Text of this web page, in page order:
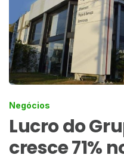
Negócios
Lucro do
cresce 71%